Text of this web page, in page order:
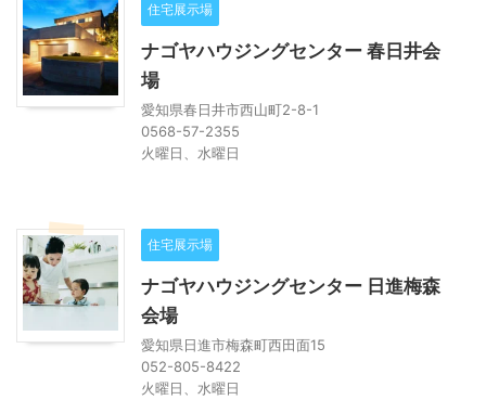
住宅展示場
ナゴヤハウジングセンター 春日井会
場
愛知県春日井市西山町2-8-1
0568-57-2355
火曜日、水曜日
住宅展示場
ナゴヤハウジングセンター 日進梅森
会場
愛知県日進市梅森町西田面15
052-805-8422
火曜日、水曜日